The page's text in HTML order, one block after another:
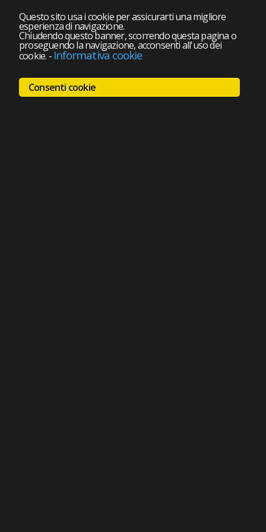
Questo sito usa i cookie per assicurarti una migliore
esperienza di navigazione.
Chiudendo questo banner, scorrendo questa pagina o
proseguendo la navigazione, acconsenti all'uso dei
cookie. - Informativa cookie
Consenti cookie